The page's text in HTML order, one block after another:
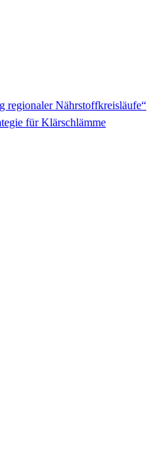
regionaler Nährstoffkreisläufe“
für Klärschlämme